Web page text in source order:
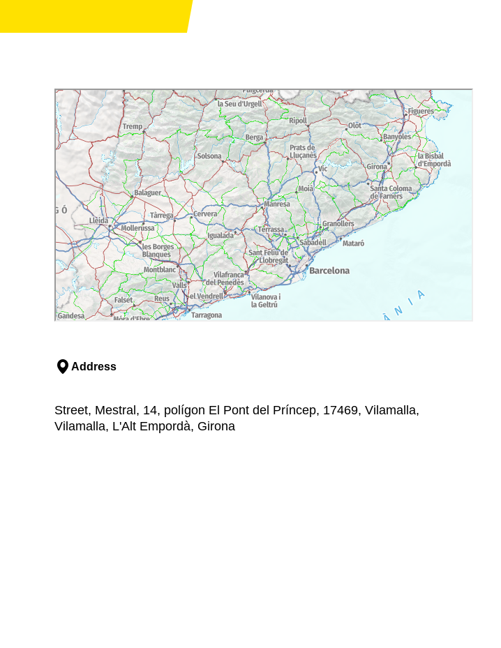
Address
Street, Mestral, 14, polígon El Pont del Príncep, 17469, Vilamalla,
Vilamalla, L'Alt Empordà, Girona